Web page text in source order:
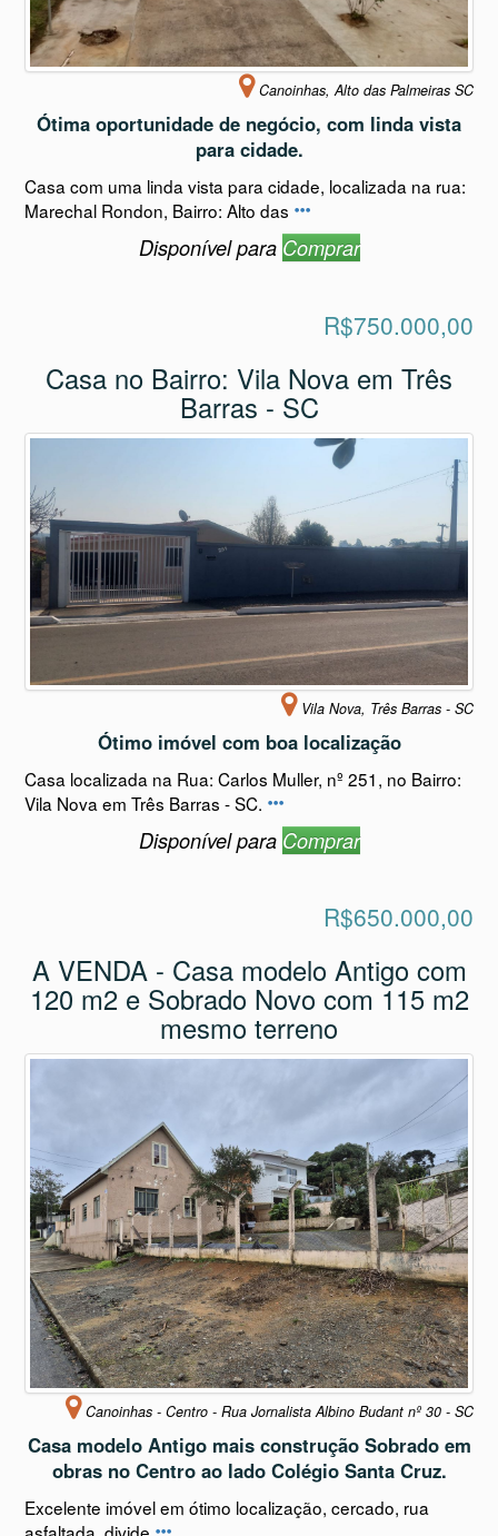
Canoinhas, Alto das Palmeiras SC
Ótima oportunidade de negócio, com linda vista
para cidade.
Casa com uma linda vista para cidade, localizada na rua:
Marechal Rondon, Bairro: Alto das
Disponível para Comprar
R$750.000,00
Casa no Bairro: Vila Nova em Três
Barras - SC
Vila Nova, Três Barras - SC
Ótimo imóvel com boa localização
Casa localizada na Rua: Carlos Muller, nº 251, no Bairro:
Vila Nova em Três Barras - SC.
Disponível para Comprar
R$650.000,00
A VENDA - Casa modelo Antigo com
120 m2 e Sobrado Novo com 115 m2
mesmo terreno
Canoinhas - Centro - Rua Jornalista Albino Budant nº 30 - SC
Casa modelo Antigo mais construção Sobrado em
obras no Centro ao lado Colégio Santa Cruz.
Excelente imóvel em ótimo localização, cercado, rua